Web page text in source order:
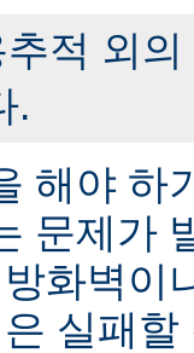
적 외
.
해야 하
문제가
화벽이
실패